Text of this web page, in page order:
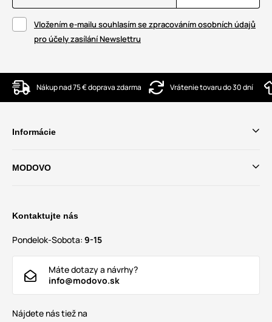
Vložením e-mailu souhlasím se zpracováním osobních údajů
pro účely zasílání Newslettru
Nákup nad 75 € doprava zdarma Vrátenie tovaru do 30 dní
Informácie
MODOVO
Kontaktujte nás
Pondelok-Sobota: 9-15
Máte dotazy a návrhy?
info@modovo.sk
Nájdete nás tiež na